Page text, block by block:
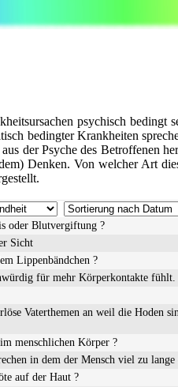
psychisch bedingt
bedingter Krankheiten
der Psyche des Betroffenen
Denken. Von welcher Art
oder Blutvergiftung ?
Sicht
Lippenbändchen ?
für mehr Körperkontakte fühlt.
Vaterthemen an weil die Hoden
menschlichen Körper ?
in dem der Mensch viel zu lange
auf der Haut ?